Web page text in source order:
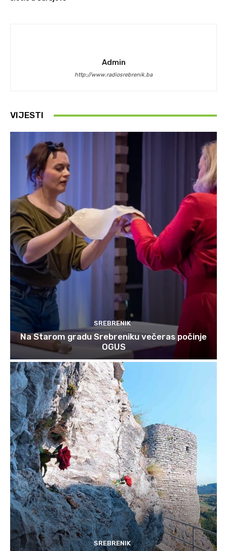
Admin
http://www.radiosrebrenik.ba
VIJESTI
SREBRENIK
Na Starom gradu Srebreniku večeras počinje
OGUS
SREBRENIK